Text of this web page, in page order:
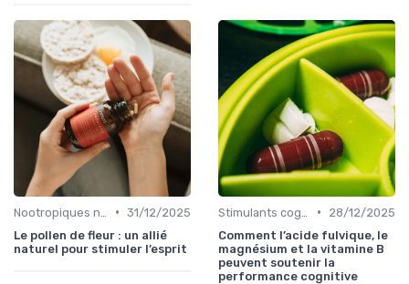
• 31/12/2025
Le pollen de fleur : un allié
naturel pour stimuler l’esprit
•
28/12/2025
Comment l’acide fulvique, le
magnésium et la vitamine B
peuvent soutenir la
performance cognitive